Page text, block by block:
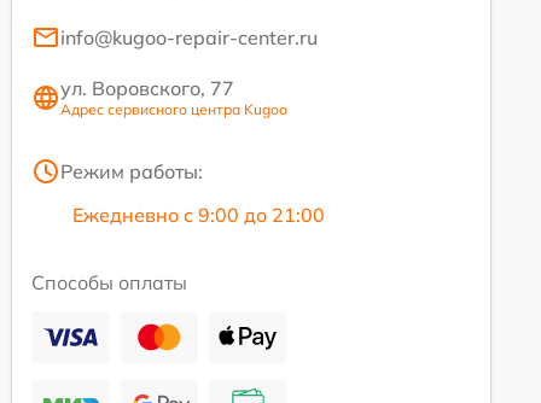
info@kugoo-repair-center.ru
ул. Воровского, 77
Адрес сервисного центра Kugoo
Режим работы:
Ежедневно с 9:00 до 21:00
Способы оплаты